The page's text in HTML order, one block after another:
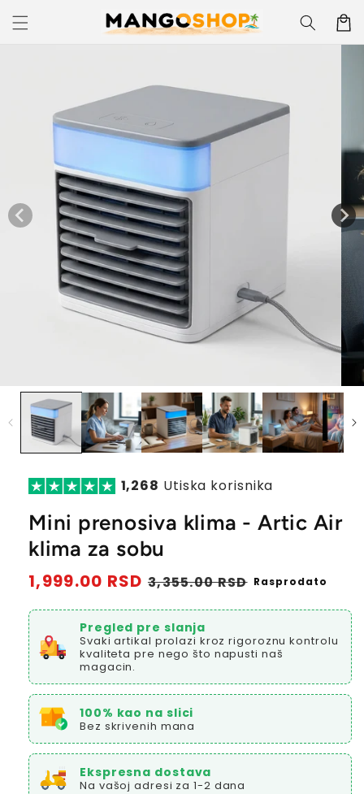
Skip to
content
Korpa
1,268 Utiska korisnika
Mini prenosiva klima - Artic Air
klima za sobu
Redovna
cena
1,999.00 RSD Prodajna
cena
3,355.00 RSD Rasprodato
Pregled pre slanja
Svaki artikal prolazi kroz rigoroznu kontrolu
kvaliteta pre nego što napusti naš
magacin.
100% kao na slici
Bez skrivenih mana
Ekspresna dostava
Na vašoj adresi za 1-2 dana